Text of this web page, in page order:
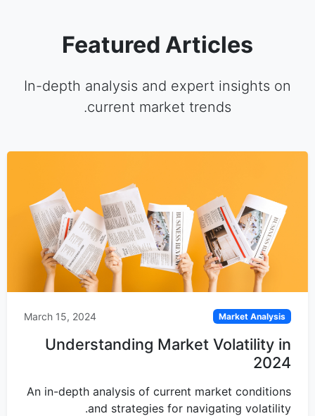
Featured Articles
In-depth analysis and expert insights on
current market trends.
Market Analysis
March 15, 2024
Understanding Market Volatility in
2024
An in-depth analysis of current market conditions
and strategies for navigating volatility.